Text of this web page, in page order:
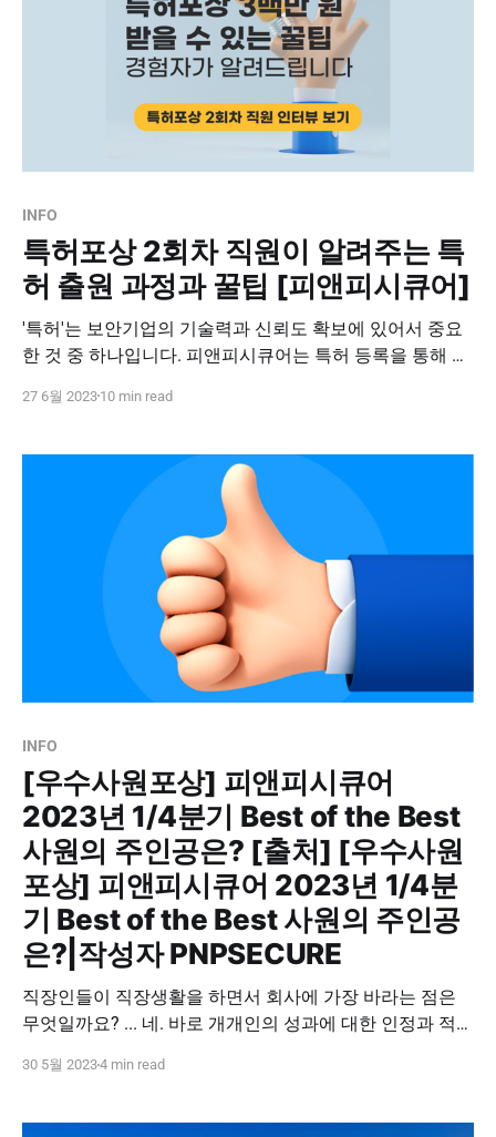
INFO
특허포상 2회차 직원이 알려주는 특
허 출원 과정과 꿀팁 [피앤피시큐어]
'특허'는 보안기업의 기술력과 신뢰도 확보에 있어서 중요
한 것 중 하나입니다. 피앤피시큐어는 특허 등록을 통해 기
운영 중입니다. 특허 등록에 필요한 모든 비용을 지원할 뿐
다. (특허를 여러 개 등록해도 포상을 매번 지급한다는 사
실!) 피앤피시큐어
27 6월 2023 10 min read
INFO
[우수사원포상] 피앤피시큐어
2023년 1/4분기 Best of the Best
사원의 주인공은? [출처] [우수사원
포상] 피앤피시큐어 2023년 1/4분
기 Best of the Best 사원의 주인공
은?|작성자 PNPSECURE
직장인들이 직장생활을 하면서 회사에 가장 바라는 점은
무엇일까요? ... 네. 바로 개개인의 성과에 대한 인정과 적절
인 'Best of the Best 사원' 제도는 분기마다 적절한 포상을
30 5월 20234 min read